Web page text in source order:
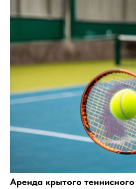
Аренда крытого